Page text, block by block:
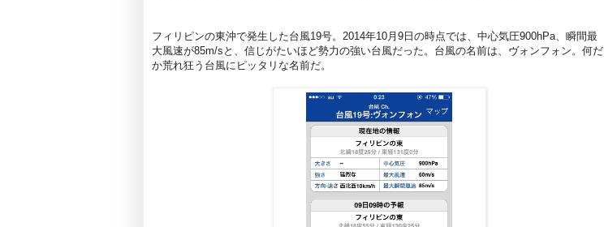
フィリピンの東沖で発生した台風19号。2014年10月9日の時点では、中心気圧900hPa、瞬間最
大風速が85m/sと、信じがたいほど勢力の強い台風だった。台風の名前は、ヴォンフォン。何だ
か荒れ狂う台風にピッタリな名前だ。